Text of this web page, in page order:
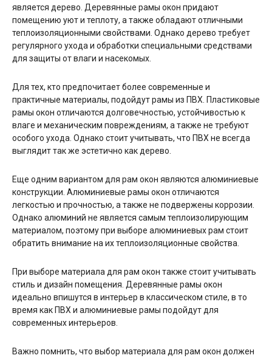
является дерево. Деревянные рамы окон придают
помещению уют и теплоту, а также обладают отличными
теплоизоляционными свойствами. Однако дерево требует
регулярного ухода и обработки специальными средствами
для защиты от влаги и насекомых.
Для тех, кто предпочитает более современные и
практичные материалы, подойдут рамы из ПВХ. Пластиковые
рамы окон отличаются долговечностью, устойчивостью к
влаге и механическим повреждениям, а также не требуют
особого ухода. Однако стоит учитывать, что ПВХ не всегда
выглядит так же эстетично как дерево.
Еще одним вариантом для рам окон являются алюминиевые
конструкции. Алюминиевые рамы окон отличаются
легкостью и прочностью, а также не подвержены коррозии.
Однако алюминий не является самым теплоизолирующим
материалом, поэтому при выборе алюминиевых рам стоит
обратить внимание на их теплоизоляционные свойства.
При выборе материала для рам окон также стоит учитывать
стиль и дизайн помещения. Деревянные рамы окон
идеально впишутся в интерьер в классическом стиле, в то
время как ПВХ и алюминиевые рамы подойдут для
современных интерьеров.
Важно помнить, что выбор материала для рам окон должен